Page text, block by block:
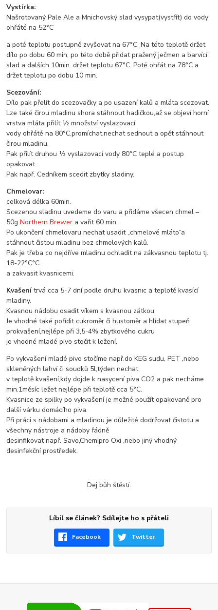
Vystírka:
Našrotovaný Pale Ale a Mnichovský slad vysypat(vystřít) do vody
ohřáté na 52°C
a poté teplotu postupně zvyšovat na 67°C. Na této teplotě držet
dílo po dobu 60 min, po této době přidat pražený ječmen a barvící
slad a dalších 10min. držet teplotu 67°C. Poté ohřát na 78°C a
držet teplotu po dobu 10 min.
Scezování:
Dílo pak přelít do scezovačky a po usazení kalů a mláta scezovat.
Lze také čirou mladinu shora stáhnout hadičkou,až se objeví horní
vrstva mláta přilít ½ množství vyslazovací
vody ohřáté na 80°C,promíchat,nechat sednout a opět stáhnout
čirou mladinu.
Pak přilít druhou ½ vyslazovací vody 80°C teplé a postup
opakovat.
Pak např. Cedníkem scedit zbytky sladiny.
Chmelovar:
celková délka 60min.
Scezenou sladinu uvedeme do varu a přidáme všecen chmel –
50gNorthern Brewer a vařit 60 min.
Po ukončení chmelovaru nechat usadit „chmelové mláto“a
stáhnout čistou mladinu bez chmelových kalů.
Pak je třeba co nejdříve mladinu ochladit na zákvasnou teplotu tj.
18-22°C°C
a zakvasit kvasnicemi.
Kvašenítrvá cca 5-7 dní podle druhu kvasnic a teplotě kvasící
mladiny.
Kvasnou nádobu osadit víkem s kvasnou zátkou.
Je vhodné také pořídit cukroměr či hustoměr a hlídat stupeň
prokvašení,nejlépe při 3,5-4% zbytkového cukru
je vhodné mladé pivo stočit k ležení.
Po vykvašení mladé pivo stočíme např.do KEG sudu, PET ,nebo
skleněných lahví či soudků 5l,týden nechat
v teplotě kvašení,kdy dojde k nasycení piva CO2 a pak necháme
min.1měsíc ležet nejlépe při teplotě cca 5°C.
Kvasnice ze spilky po vykvašení je možné použít opakovaně pro
další várku domácího piva.
Při práci s nádobami a mladinou je důležité dodržovat čistotu a
všechny nástroje a nádoby řádně
desinfikovat např. Savo,Chemipro Oxi ,nebo jiný vhodný
desinfekční prostředek.
Dej bůh štěstí.
Líbil se článek? Sdílejte ho s přáteli
Facebook Twitter